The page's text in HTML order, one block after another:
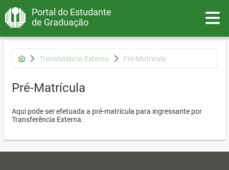
Portal do Estudante
de Graduação
Transferência Externa Pré-Matrícula
Pré-Matrícula
Aqui pode ser efetuada a pré-matrícula para ingressante por
Transferência Externa.